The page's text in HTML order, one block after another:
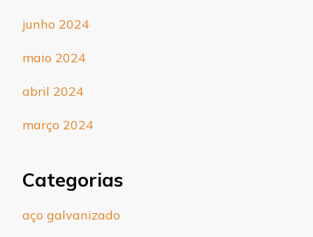
junho 2024
maio 2024
abril 2024
março 2024
Categorias
aço galvanizado